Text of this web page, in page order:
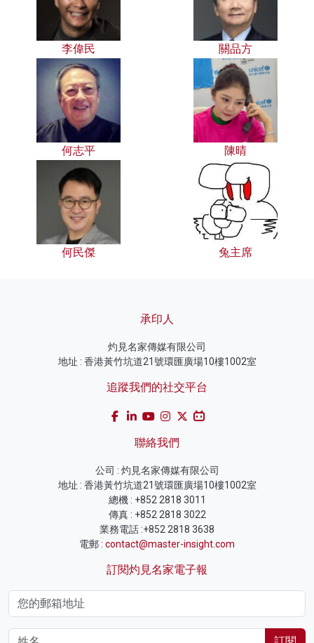
李偉民 關品方
何志平 陳晴
何民傑 兔主席
承印人
灼見名家傳媒有限公司
地址 : 香港黃竹坑道21號環匯廣場10樓1002室
追蹤我們的社交平台
聯絡我們
公司 : 灼見名家傳媒有限公司
地址 : 香港黃竹坑道21號環匯廣場10樓1002室
總機 : +852 2818 3011
傳真 : +852 2818 3022
業務電話 :+852 2818 3638
電郵 : contact@master-insight.com
訂閱灼見名家電子報